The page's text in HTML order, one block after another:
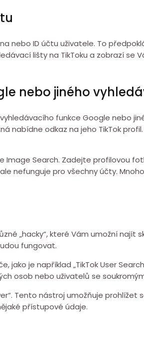
nebo ID účtu uživatele. To
lišty na TikToku a zobrazí se
nebo jiného
funkce Google nebo
nabídne odkaz na jeho TikTok
Search. Zadejte profilovou
nefunguje pro všechny účty.
„hacky“, které Vám umožní
fungovat.
jako je například „TikTok User
osob nebo uživatelů se
Tento nástroj umožňuje
přístupové údaje.